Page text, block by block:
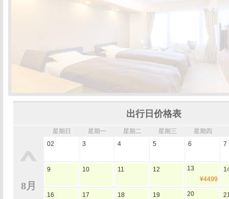
出行日价格表
8月
星期日 星期一 星期二 星期三 星期四
02
3 4 5 6 7
9 10 11 12
13
¥4499
16 17 18 19
20